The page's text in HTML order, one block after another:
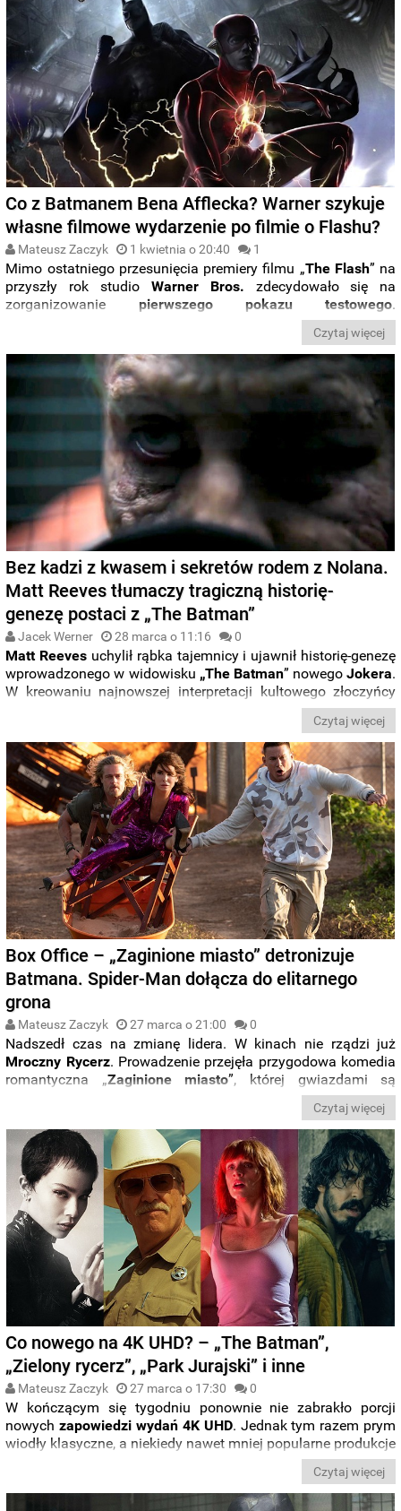
Co z Batmanem Bena Afflecka? Warner szykuje
własne filmowe wydarzenie po filmie o Flashu?
Mateusz Zaczyk 1 kwietnia o 20:40 1
Mimo ostatniego przesunięcia premiery filmu „The Flash” na
przyszły rok studio Warner Bros. zdecydowało się na
zorganizowanie pierwszego pokazu testowego.
Zaprezentowanie filmu widzom przyniosłonową porcję
wielu fanów
zastanawiających się nad tym,jak Warner chce rozwijać
swoje uniwersumpo „Lidze Sprawiedliwości Zacka
” i co czeka najpopularniejszych herosów takich jak
BatmaniSuperman.
Czytaj więcej
Bez kadzi z kwasem i sekretów rodem z Nolana.
Matt Reeves tłumaczy tragiczną historię-
genezę postaci z „The Batman”
Jacek Werner 28 marca o 11:16 0
Matt Reeves uchylił rąbka tajemnicy i ujawnił historię-genezę
wprowadzonego w widowisku „The Batman” nowegoJokera.
W kreowaniu najnowszej interpretacji kultowego złoczyńcy
scenarzysta filmu uniknął powiązań z jego komiksowym
, czyli upadkiem do kadzi z kwasem w zakładzie Ace
Chemicals. Tak jak reszta elementów świata tego filmu,
Joker otrzymał bardziej realistyczne tło.
Czytaj więcej
Box Office – „Zaginione miasto” detronizuje
Batmana. Spider-Man dołącza do elitarnego
grona
Mateusz Zaczyk 27 marca o 21:00 0
Nadszedł czas na zmianę lidera. W kinach nie rządzi już
Mroczny Rycerz. Prowadzenie przejęła przygodowa komedia
romantyczna „Zaginione miasto”, której gwiazdami są
. Filmowa produkcja
porównywana klimatem do takiego klasyka jak „ Miłość,
szmaragd i krokodyl”, przebiła przedpremierowe prognozy iz
przytupem otworzyła letni sezon w kinach.
Czytaj więcej
Co nowego na 4K UHD? – „The Batman”,
„Zielony rycerz”, „Park Jurajski” i inne
Mateusz Zaczyk 27 marca o 17:30 0
W kończącym się tygodniu ponownie nie zabrakło porcji
nowychzapowiedzi wydań 4K UHD. Jednak tym razem prym
wiodły klasyczne, a niekiedy nawet mniej popularne produkcje
z poprzednich dekad. Niektóre z nich doczekają się też
, a inne – standardowych edycji. Wszystkie
zapowiedzi ze świataUltra HD Blu-rayzebraliśmy dla Was w
Czytaj więcej